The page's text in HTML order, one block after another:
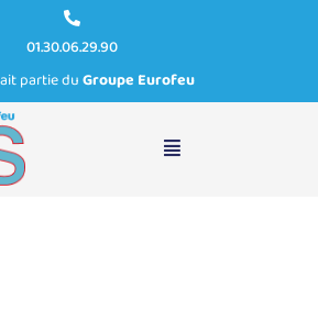
01.30.06.29.90
partie duGroupe Eurofeu